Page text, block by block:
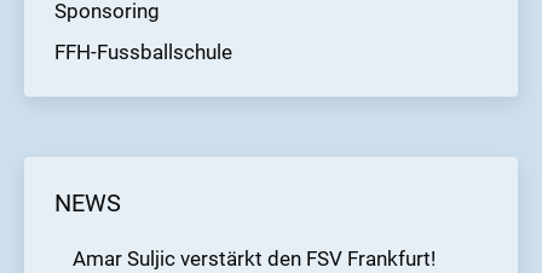
Sponsoring
FFH-Fussballschule
NEWS
Amar Suljic verstärkt den FSV Frankfurt!